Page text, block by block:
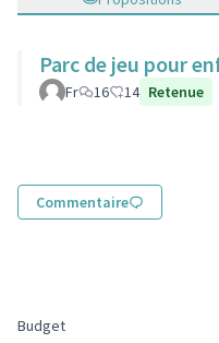
Parc de jeu pour
Fr 16 14 Retenue
Commentaire
Budget